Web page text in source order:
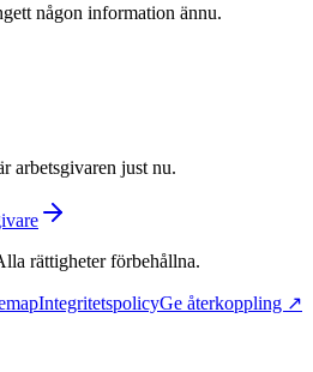
någon information ännu.
arbetsgivaren just nu.
rättigheter förbehållna.
IntegritetspolicyGe återkoppling ↗